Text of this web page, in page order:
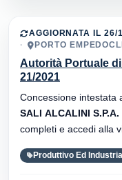
AGGIORNATA IL 26/
PORTO
Autorità Portuale
21/2021
Concessione intestata
SALI ALCALINI S.P.A.
completi e accedi alla
Produttivo Ed